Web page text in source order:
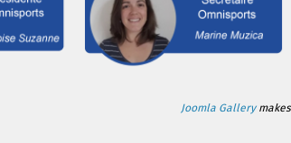
Joomla Gallery